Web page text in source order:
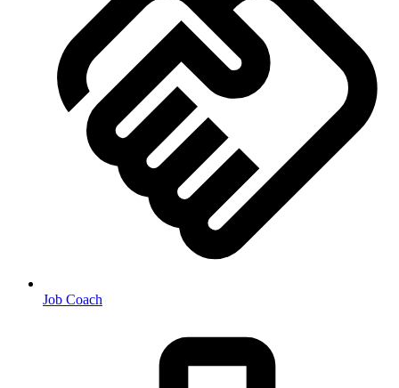
Job Coach